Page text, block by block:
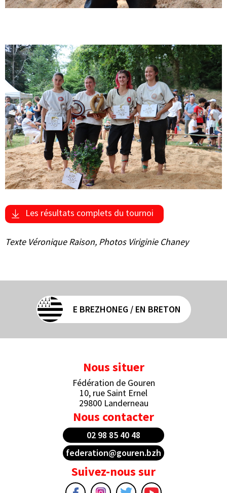
Les résultats complets du tournoi
Texte Véronique Raison, Photos Viriginie Chaney
E BREZHONEG / EN BRETON
Nous situer
Fédération de Gouren
10, rue Saint Ernel
29800 Landerneau
Nous contacter
02 98 85 40 48
federation@gouren.bzh
Suivez-nous sur